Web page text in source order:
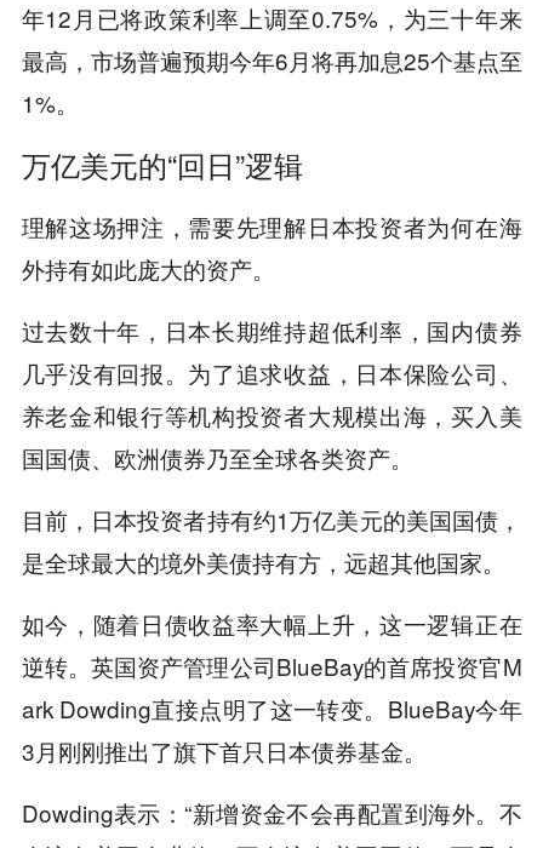
年12月已将政策利率上调至0.75%，为三十年来
最高，市场普遍预期今年6月将再加息25个基点至
1%。
万亿美元的“回日”逻辑
理解这场押注，需要先理解日本投资者为何在海
外持有如此庞大的资产。
过去数十年，日本长期维持超低利率，国内债券
几乎没有回报。为了追求收益，日本保险公司、
养老金和银行等机构投资者大规模出海，买入美
国国债、欧洲债券乃至全球各类资产。
目前，日本投资者持有约1万亿美元的美国国债，
是全球最大的境外美债持有方，远超其他国家。
如今，随着日债收益率大幅上升，这一逻辑正在
逆转。英国资产管理公司BlueBay的首席投资官M
ark Dowding直接点明了这一转变。BlueBay今年
3月刚刚推出了旗下首只日本债券基金。
Dowding表示：“新增资金不会再配置到海外。不